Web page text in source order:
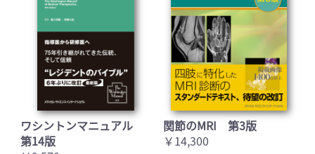
ワシントンマニュアル
第14版
関節のMRI 第3版
￥14,300